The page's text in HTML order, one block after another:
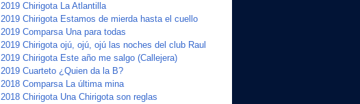
2019 Chirigota La Atlantilla
2019 Chirigota Estamos de mierda hasta el cuello
2019 Comparsa Una para todas
2019 Chirigota ojú, ojú, ojú las noches del club Raul
2019 Chirigota Este año me salgo (Callejera)
2019 Cuarteto ¿Quien da la B?
2018 Comparsa La última mina
2018 Chirigota Una Chirigota son reglas